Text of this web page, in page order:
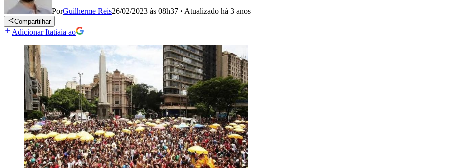
PorGuilherme Reis26/02/2023 às 08h37 • Atualizado há 3 anos
Compartilhar
Adicionar Itatiaia ao